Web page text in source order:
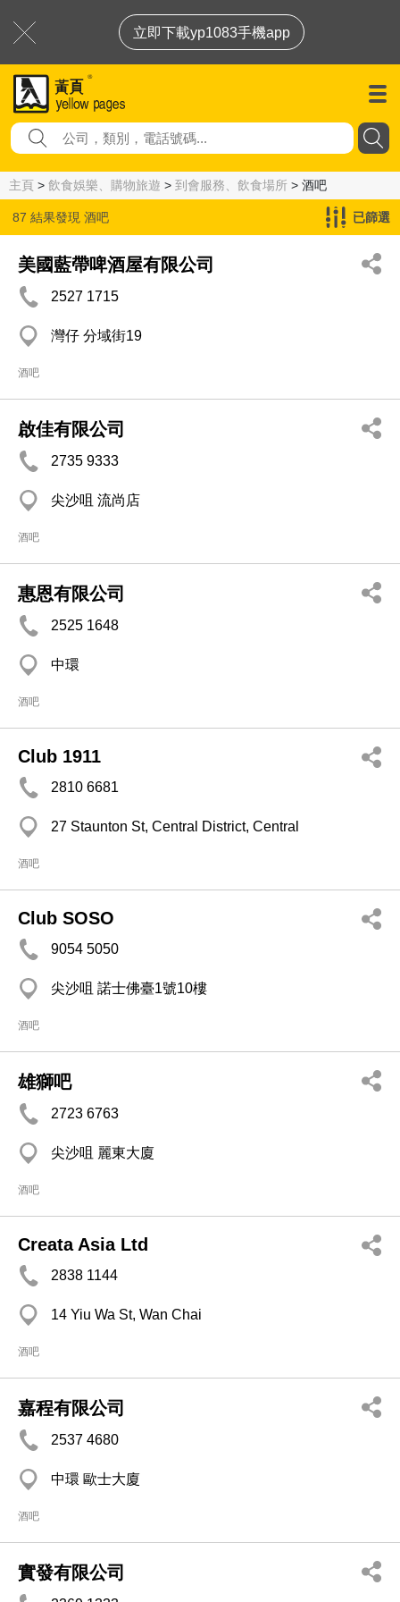
立即下載yp1083手機app
主頁 > 飲食娛樂、購物旅遊 > 到會服務、飲食場所 > 酒吧
87 結果發現 酒吧 已篩選
美國藍帶啤酒屋有限公司
2527 1715
灣仔 分域街19
酒吧
啟佳有限公司
2735 9333
尖沙咀 流尚店
酒吧
惠恩有限公司
2525 1648
中環
酒吧
Club 1911
2810 6681
27 Staunton St, Central District, Central
酒吧
Club SOSO
9054 5050
尖沙咀 諾士佛臺1號10樓
酒吧
雄獅吧
2723 6763
尖沙咀 麗東大廈
酒吧
Creata Asia Ltd
2838 1144
14 Yiu Wa St, Wan Chai
酒吧
嘉程有限公司
2537 4680
中環 歐士大廈
酒吧
實發有限公司